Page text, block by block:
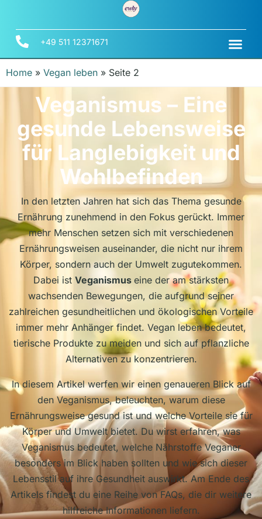
+49 511 12371671
Home » Vegan leben » Seite 2
Veganismus – Eine
gesunde Lebensweise
für Langlebigkeit und
Wohlbefinden
In den letzten Jahren hat sich das Thema gesunde
Ernährung zunehmend in den Fokus gerückt. Immer
mehr Menschen setzen sich mit verschiedenen
Ernährungsweisen auseinander, die nicht nur ihrem
Körper, sondern auch der Umwelt zugutekommen.
Dabei ist Veganismus eine der am stärksten
wachsenden Bewegungen, die aufgrund seiner
zahlreichen gesundheitlichen und ökologischen Vorteile
immer mehr Anhänger findet. Vegan leben bedeutet,
tierische Produkte zu meiden und sich auf pflanzliche
Alternativen zu konzentrieren.
In diesem Artikel werfen wir einen genaueren Blick auf
den Veganismus, beleuchten, warum diese
Ernährungsweise gesund ist und welche Vorteile sie für
Körper und Umwelt bietet. Du wirst erfahren, was
Veganismus bedeutet, welche Nährstoffe Veganer
besonders im Blick haben sollten und wie sich dieser
Lebensstil auf ihre Gesundheit auswirkt. Am Ende des
Artikels findest du eine Reihe von FAQs, die dir weitere
hilfreiche Informationen liefern.